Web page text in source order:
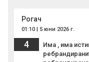
Рогач
01:10 | 5 юни 2026 г.
4
Има , има